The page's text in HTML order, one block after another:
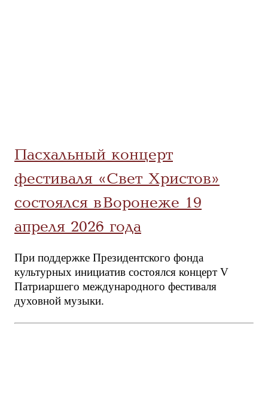
Пасхальный концерт
фестиваля «Свет Христов»
состоялся в Воронеже 19
апреля 2026 года
При поддержке Президентского фонда
культурных инициатив состоялся концерт V
Патриаршего международного фестиваля
духовной музыки.